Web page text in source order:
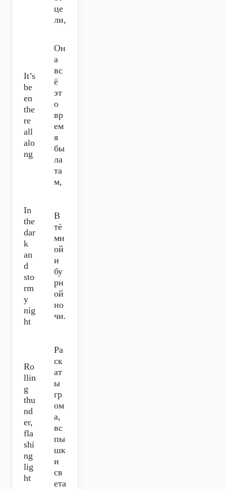
це
ли,
It’s
be
en
the
re
all
alo
ng
Он
а
вс
ё
эт
о
вр
ем
я
бы
ла
та
м,
In
the
dar
k
an
d
sto
rm
y
nig
ht
В
тё
мн
ой
и
бу
рн
ой
но
чи.
Ro
llin
g
thu
nd
er,
fla
shi
ng
lig
ht
Ра
ск
ат
ы
гр
ом
а,
вс
пы
шк
и
св
ета